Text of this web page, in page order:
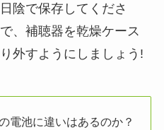
陰で保存してくださ
、補聴器を乾燥ケース
外すようにしましょう!
電池に違いはあるのか？